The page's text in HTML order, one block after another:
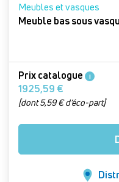
Meubles et vasques
Prix catalogue i
1925,59 €
[dont 5,59 € d’éco-part]